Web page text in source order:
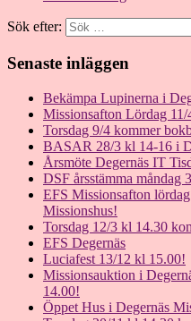
Sök efter:
Senaste inläggen
Bekämpa Lupinerna i
Missionsafton Lördag
Torsdag 9/4 kommer
BASAR 28/3 kl 14-16 i
Årsmöte Degernäs IT
DSF årsstämma måndag
EFS Missionsafton
Missionshus!
Torsdag 12/3 kl 14.30
EFS Degernäs
Luciafest 13/12 kl 15.00!
Missionsauktion i
14.00!
Öppet Hus i Degernäs